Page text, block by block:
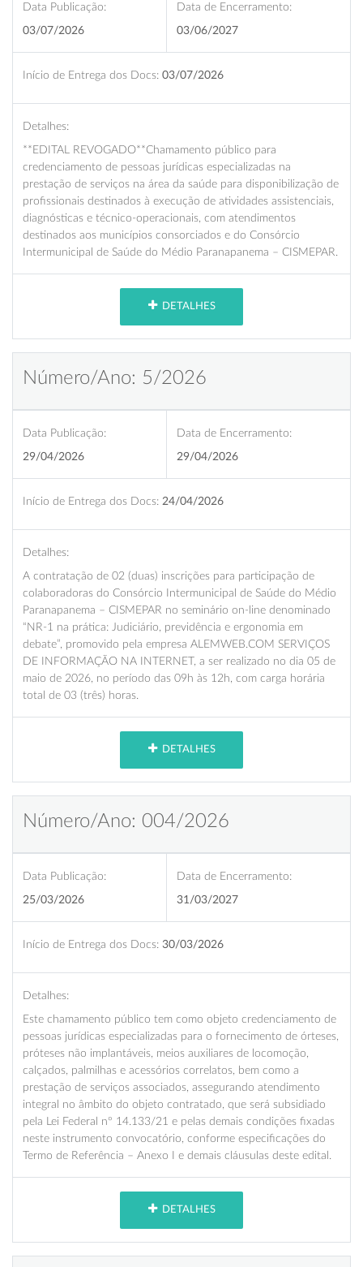
Data Publicação:
03/07/2026
Data de Encerramento:
03/06/2027
Início de Entrega dos Docs: 03/07/2026
Detalhes:
**EDITAL REVOGADO**Chamamento público para
credenciamento de pessoas jurídicas especializadas na
prestação de serviços na área da saúde para disponibilização de
profissionais destinados à execução de atividades assistenciais,
diagnósticas e técnico-operacionais, com atendimentos
destinados aos municípios consorciados e do Consórcio
Intermunicipal de Saúde do Médio Paranapanema – CISMEPAR.
DETALHES
Número/Ano: 5/2026
Data Publicação:
29/04/2026
Data de Encerramento:
29/04/2026
Início de Entrega dos Docs: 24/04/2026
Detalhes:
A contratação de 02 (duas) inscrições para participação de
colaboradoras do Consórcio Intermunicipal de Saúde do Médio
Paranapanema – CISMEPAR no seminário on-line denominado
“NR-1 na prática: Judiciário, previdência e ergonomia em
debate”, promovido pela empresa ALEMWEB.COM SERVIÇOS
DE INFORMAÇÃO NA INTERNET, a ser realizado no dia 05 de
maio de 2026, no período das 09h às 12h, com carga horária
total de 03 (três) horas.
DETALHES
Número/Ano: 004/2026
Data Publicação:
25/03/2026
Data de Encerramento:
31/03/2027
Início de Entrega dos Docs: 30/03/2026
Detalhes:
Este chamamento público tem como objeto credenciamento de
pessoas jurídicas especializadas para o fornecimento de órteses,
próteses não implantáveis, meios auxiliares de locomoção,
calçados, palmilhas e acessórios correlatos, bem como a
prestação de serviços associados, assegurando atendimento
integral no âmbito do objeto contratado, que será subsidiado
pela Lei Federal nº 14.133/21 e pelas demais condições fixadas
neste instrumento convocatório, conforme especificações do
Termo de Referência – Anexo I e demais cláusulas deste edital.
DETALHES